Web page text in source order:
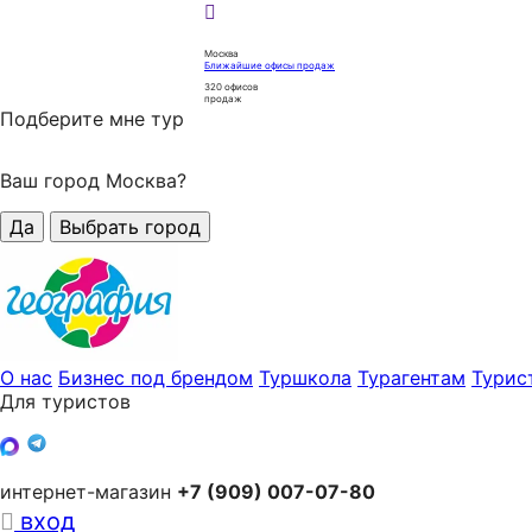
Москва
Ближайшие офисы продаж
320 офисов
продаж
Подберите мне тур
Ваш город Москва?
Да
Выбрать город
О нас Бизнес под брендом Туршкола Турагентам
Для туристов
интернет-магазин +7 (909) 007-07-80
вход